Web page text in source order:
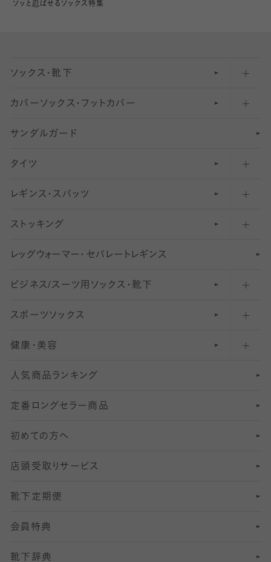
ソッと忍ばせるソックス特集
ソックス・靴下
五本指ソックス・靴下
足袋ソックス・靴下
無地・プレーンソックス・靴下
柄ソックス・靴下
スニーカー（くるぶし）用ソックス
アンクル・ショートソックス（くるぶし上）
クルーソックス（ふくらはぎ下）
ハイソックス
オーバーニー・ニーハイソックス
カバーソックス・フットカバー
フットカバー・カバーソックス（深め）
フットカバー・カバーソックス（ふつう）
フットカバー・カバーソックス（浅め）
サンダルガード
タイツ
30デニール以下のタイツ（薄手タイツ）
31〜40デニールタイツ
41〜60デニールタイツ
61〜80デニールタイツ
81 〜110デニールタイツ
111〜210デニールタイツ
211デニールタイツ以上（防寒・厚手タイツ）
レギンス・スパッツ
柄レギンス
無地レギンス
レギンスパンツ（レギパン）
マタニティレギンス
5 分丈
6 分丈レギンス
7 分丈 レギンス
8分丈 レギンス
10分丈 レギンス
12分丈レギンス
13分丈レギンス
ストッキング
伝線しにくいストッキング
ショートストッキング
結婚式用ストッキング
美脚ストッキング
オールスルーストッキング
レッ グ ウォー マー ・ セパレー ト レ ギンス
ビジネス/スーツ用 ソックス・靴下
匠シリーズ
フレッシャーズ向けソックス・靴下
冠婚葬祭向けソックス・靴下
スーツカジュアルソックス・靴下
ロングホーズ
スポーツソックス
ランニングソックス・靴下
ゴルフソックス・靴下
サッカー・フットサル用ソックス
ヨガソックス・靴下
スポーツ用レッグウォーマー
SS サイズ（21～23cm）
Sサイズ（22～25cm）
Mサイズ（25～27cm）
健康・美容
インナーソックス
加圧・着圧ソックス
冷えとり靴下
着圧・加圧タイツ
むくみ対策
足の疲れ対策
足の臭い対策
人気商品ランキング
定番ロングセラー商品
初めての方へ
店頭受取りサービス
靴下定期便
会員特典
靴下辞典